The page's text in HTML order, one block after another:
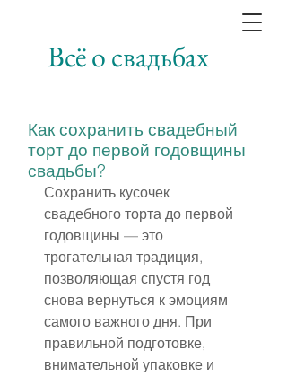
Всё о свадьбах
Как сохранить свадебный
торт до первой годовщины
свадьбы?
Сохранить кусочек
свадебного торта до первой
годовщины — это
трогательная традиция,
позволяющая спустя год
снова вернуться к эмоциям
самого важного дня. При
правильной подготовке,
внимательной упаковке и